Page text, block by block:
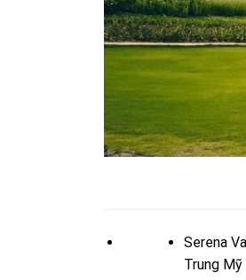
Serena
Trung Mỹ